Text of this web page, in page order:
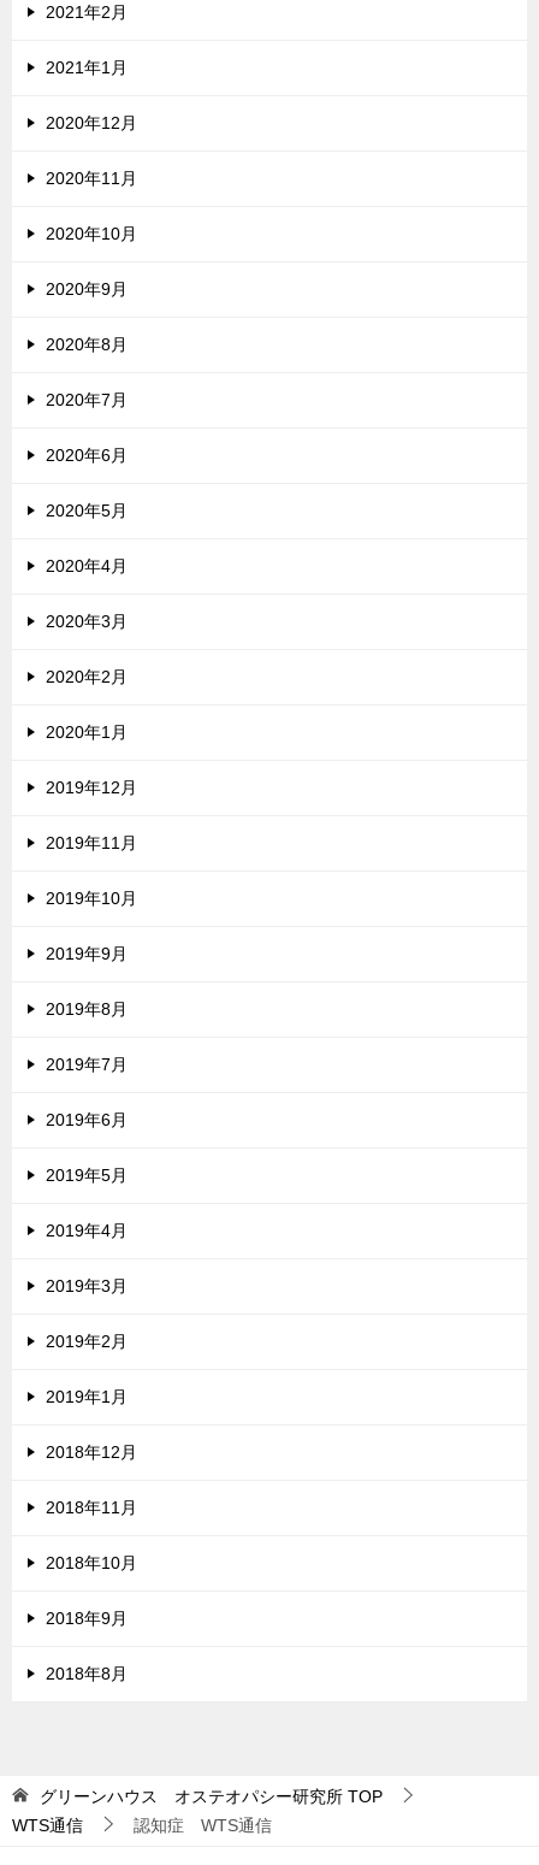
2021年2月
2021年1月
2020年12月
2020年11月
2020年10月
2020年9月
2020年8月
2020年7月
2020年6月
2020年5月
2020年4月
2020年3月
2020年2月
2020年1月
2019年12月
2019年11月
2019年10月
2019年9月
2019年8月
2019年7月
2019年6月
2019年5月
2019年4月
2019年3月
2019年2月
2019年1月
2018年12月
2018年11月
2018年10月
2018年9月
2018年8月
グリーンハウス オステオパシー研究所 TOP
WTS通信
認知症 WTS通信